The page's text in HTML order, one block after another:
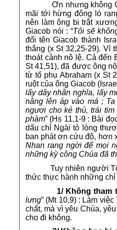
Ơn nhưng không
mãi tới hừng đông ló
nên làm ông bị trật
Giacob nói : “Tôi sẽ
đổi tên Giacob thành
thắng (x St 32,25-29). Vì
thoát cảnh nô lệ. Cả đến
St 41,51), đã được ông
từ tổ phụ Abraham (x St
ruột của ông Giacob
lấy dây nhân nghĩa, lấy
nâng lên áp vào má ;
ngươi cho kẻ thù, trái
phàm” (Hs 11,1-9 : Bài
dấu chỉ Ngài tỏ lòng
ban phát ơn cứu độ, hơn
Nhan rạng ngời để mọi
những kỳ công Chúa đã
Tuy nhiên người
thức thực hành những
1/ Không tham
lưng” (Mt 10,9) : Làm
chất, mà vì yêu Chúa,
cho đi không.